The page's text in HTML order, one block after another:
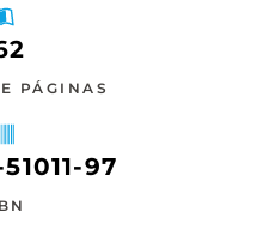
PÁGINAS
97